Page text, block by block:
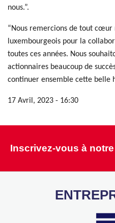
nous.”.
“Nous remercions de tout cœur
luxembourgeois pour la
toutes ces années. Nous
actionnaires beaucoup de
continuer ensemble cette belle
17 Avril, 2023 - 16:30
Inscrivez-vous à